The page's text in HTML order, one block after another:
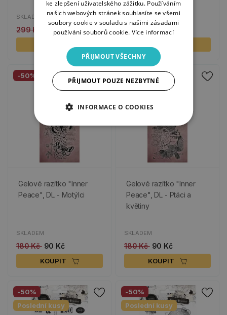
SKLADEM
299 Kč 150 Kč
SKLADEM
299 Kč 150 Kč
-50%
Gelové razítko "Inner
Peace", DL - Motýlci
SKLADEM
180 Kč 90 Kč
KOUPIT
Gelové razítko "Inner
Peace", DL - Ptáci a
květiny
SKLADEM
180 Kč 90 Kč
KOUPIT
-50%
Poslední kusy
-50%
Poslední kusy
ke zlepšení uživatelského zážitku. Používáním
našich webových stránek souhlasíte se všemi
soubory cookie v souladu s našimi zásadami
používání souborů cookie. Více informací
PŘIJMOUT VŠECHNY
PŘIJMOUT POUZE NEZBYTNÉ
INFORMACE O COOKIES